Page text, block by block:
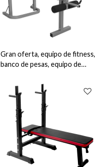
Gran oferta, equipo de fitness,
banco de pesas, equipo de
ajustable